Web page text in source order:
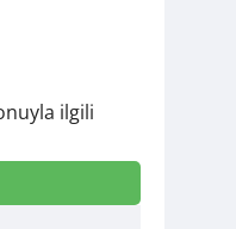
ilgili